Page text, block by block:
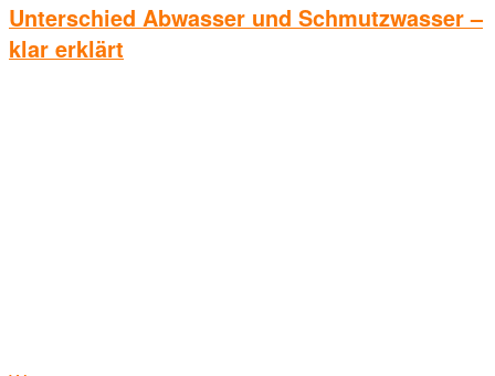
Unterschied Abwasser und Schmutzwasser –
klar erklärt